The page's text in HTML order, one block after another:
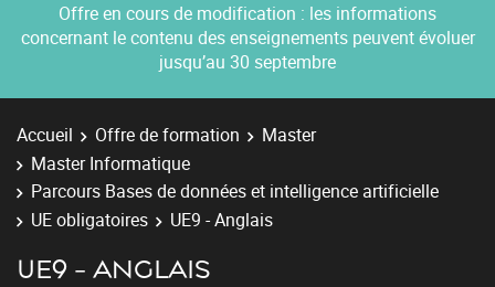
Offre en cours de modification : les informations
concernant le contenu des enseignements peuvent évoluer
jusqu’au 30 septembre
Accueil Offre de formation
Master
Master Informatique
Parcours Bases de données et intelligence artificielle
UE obligatoires
UE9 - Anglais
UE9 - ANGLAIS